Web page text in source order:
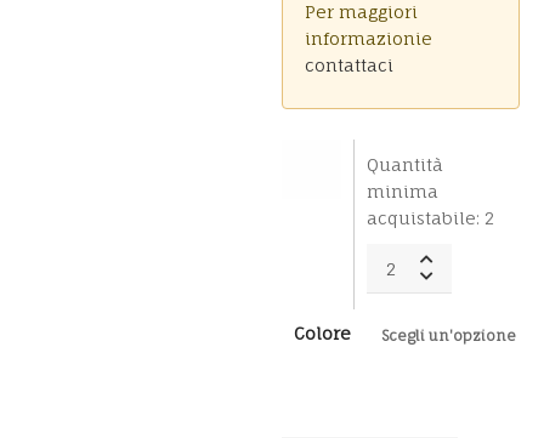
Per maggiori
informazionie
contattaci
Colore
Quantità
minima
acquistabile: 2
DI
FORMA